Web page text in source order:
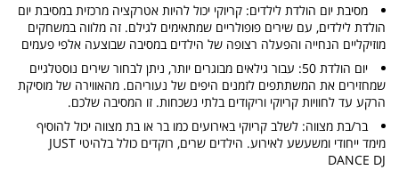
מסיבת יום הולדת לילדים: קריוקי יכול להיות אטרקציה מרכזית במסיבת יום
הולדת לילדים, עם שירים פופולריים שמתאימים לגילם. זה מלווה במשחקים
מוזיקליים הנחייה והפעלה רצופה של הילדים במסיבה שבוצעה אלפי פעמים
יום הולדת 50: עבור גילאים מבוגרים יותר, ניתן לבחור שירים נוסטלגיים
שמחזירים את המשתתפים לזמנים היפים של נעוריהם. מהאווירה של מוסיקת
הרקע עד לחוויות קריוקי וריקודים בלתי נשכחות. זו המסיבה שלכם.
בר/בת מצווה: לשלב קריוקי באירועים כמו בר או בת מצווה יכול להוסיף
מימד ייחודי ומשעשע לאירוע. הילדים שרים, רוקדים כולל בלהיטי JUST
DANCE DJ